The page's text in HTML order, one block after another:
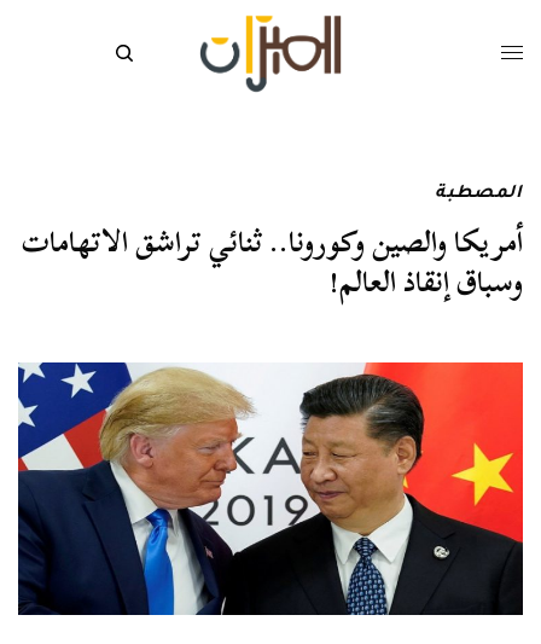
المصطبة
أمريكا والصين وكورونا.. ثنائي تراشق الاتهامات
وسباق إنقاذ العالم!